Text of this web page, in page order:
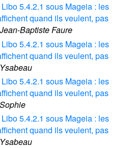
Libo 5.4.2.1 sous Mageia : les
quand ils veulent, pas
Jean-Baptiste Faure
Libo 5.4.2.1 sous Mageia : les
quand ils veulent, pas
Ysabeau
Libo 5.4.2.1 sous Mageia : les
quand ils veulent, pas
Sophie
Libo 5.4.2.1 sous Mageia : les
quand ils veulent, pas
Ysabeau